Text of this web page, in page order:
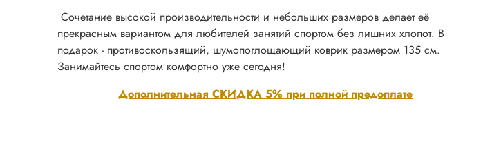
Дополнительная СКИДКА 5% при полной предоплате
Сочетание высокой производительности и небольших размеров делает её
прекрасным вариантом для любителей занятий спортом без лишних хлопот. В
подарок - противоскользящий, шумопоглощающий коврик размером 135 см.
Занимайтесь спортом комфортно уже сегодня!